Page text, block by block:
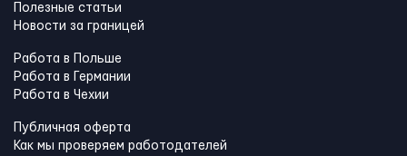
Полезные статьи
Новости за границей
Работа в Польше
Работа в Германии
Работа в Чехии
Публичная оферта
Как мы проверяем работодателей